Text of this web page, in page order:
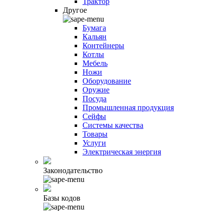
Другое
Бумага
Кальян
Контейнеры
Котлы
Мебель
Ножи
Оборудование
Оружие
Посуда
Промышленная продукция
Сейфы
Системы качества
Товары
Услуги
Электрическая энергия
Законодательство
Базы кодов